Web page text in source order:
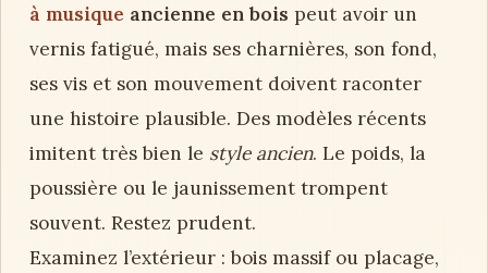
à musique ancienne en bois peut avoir un
vernis fatigué, mais ses charnières, son fond,
ses vis et son mouvement doivent raconter
une histoire plausible. Des modèles récents
imitent très bien le style ancien. Le poids, la
poussière ou le jaunissement trompent
souvent. Restez prudent.
Examinez l’extérieur : bois massif ou placage,